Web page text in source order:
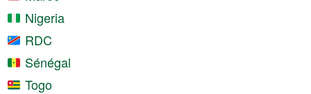
Nigeria
RDC
Sénégal
Togo